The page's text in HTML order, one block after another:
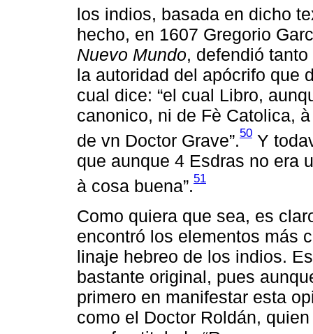
los indios, basada en dicho
hecho, en 1607 Gregorio
Nuevo Mundo, defendió
la autoridad del apócrifo que
cual dice: “el cual Libro,
canonico, ni de Fè Catolica,
de vn Doctor Grave”.50 Y
que aunque 4 Esdras no era
à cosa buena”.51
Como quiera que sea, es
encontró los elementos más
linaje hebreo de los indios.
bastante original, pues
primero en manifestar esta
como el Doctor Roldán,